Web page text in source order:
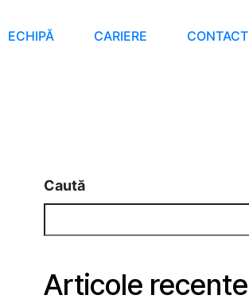
ECHIPĂ CARIERE CONTACT
Caută
Articole recente